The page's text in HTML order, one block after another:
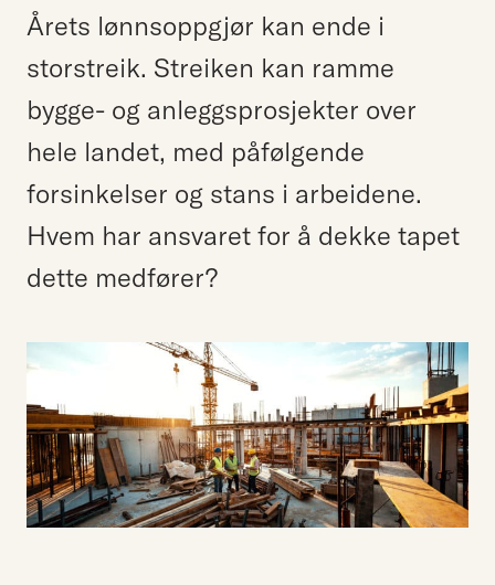
Hjort Bridge
Søk etter:
Årets lønnsoppgjør kan ende i
storstreik. Streiken kan ramme
bygge- og anleggsprosjekter over
hele landet, med påfølgende
forsinkelser og stans i arbeidene.
Hvem har ansvaret for å dekke tapet
dette medfører?